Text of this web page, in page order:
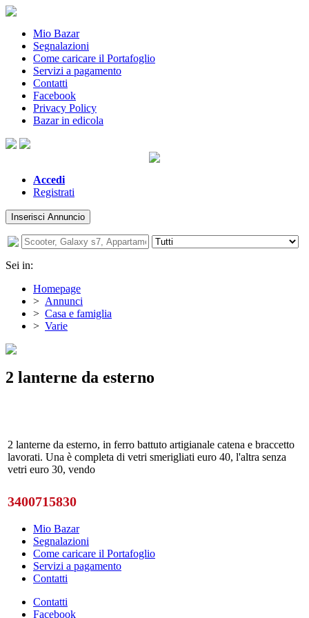
Mio Bazar
Segnalazioni
Come caricare il Portafoglio
Servizi a pagamento
Contatti
Facebook
Privacy Policy
Bazar in edicola
Accedi
Registrati
Inserisci Annuncio
Sei in:
Homepage
> Annunci
> Casa e famiglia
> Varie
2 lanterne da esterno
2 lanterne da esterno, in ferro battuto artigianale catena e braccetto
lavorati. Una è completa di vetri smerigliati euro 40, l'altra senza
vetri euro 30, vendo
3400715830
Mio Bazar
Segnalazioni
Come caricare il Portafoglio
Servizi a pagamento
Contatti
Contatti
Facebook